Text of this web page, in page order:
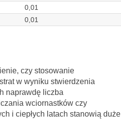
0,01
0,01
czy stosowanie
w wyniku stwierdzenia
naprawdę liczba
wciornastków czy
i ciepłych latach stanowią duże